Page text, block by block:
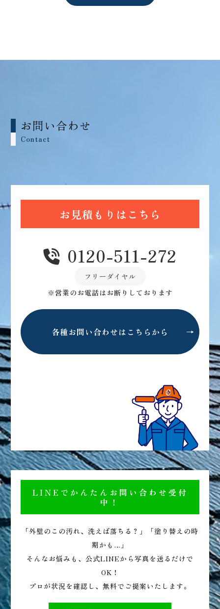
お問い合わせ
Contact
お見積もりはこちら
0120-511-272
フリーダイヤル
※営業のお電話はお断りしております
各種お問い合わせはこちらから
LINEでかんたんお問い合わせ受付
中！
「外壁のこの汚れ、洗えば落ちる？」「塗り替えの時
期かも…」
そんなお悩みも、公式LINEから写真を送るだけで
OK！
プロが状況を確認し、無料でご提案いたします。